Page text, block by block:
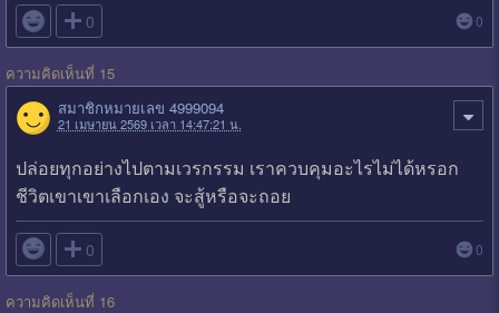
 0 0
ความคิดเห็นที่ 15
สมาชิกหมายเลข 4999094
21 เมษายน 2569 เวลา 14:47:21 น.
ปล่อยทุกอย่างไปตามเวรกรรม เราควบคุมอะไรไม่ได้หรอก
ชีวิตเขาเขาเลือกเอง จะสู้หรือจะถอย
 0 0
ความคิดเห็นที่ 16